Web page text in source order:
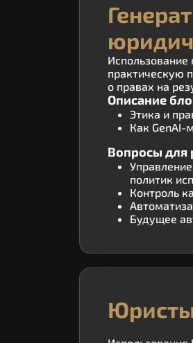
практическую
о правах на
Описание
Этика и
Как GenAI-
Вопросы для
политик
Контроль
Будущее